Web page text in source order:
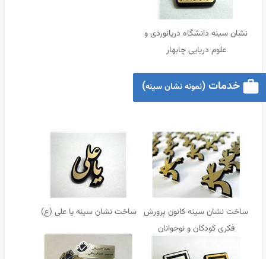
نشان سینه دانشگاه دریانوردی و
علوم دریایی چابهار
خدمات (نمونه نشان سینه)
ساخت نشان سینه کانون پرورش
فکری کودکان و نوجوانان
ساخت نشان سینه یا علی (ع)